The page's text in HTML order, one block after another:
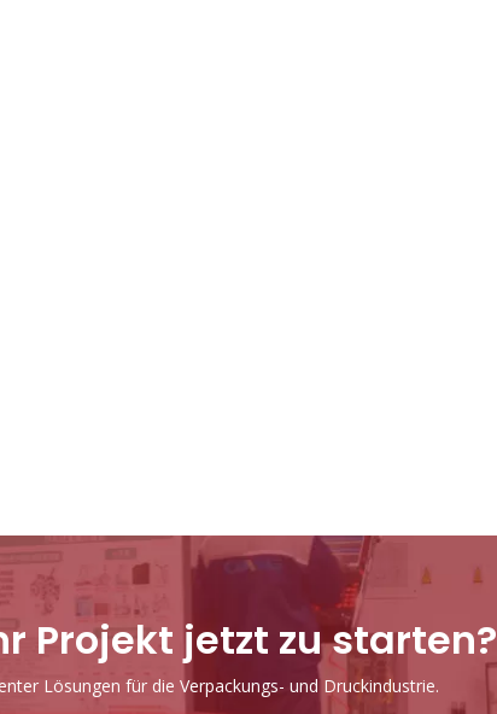
Projekt jetzt zu starten?
Lösungen für die Verpackungs- und Druckindustrie.